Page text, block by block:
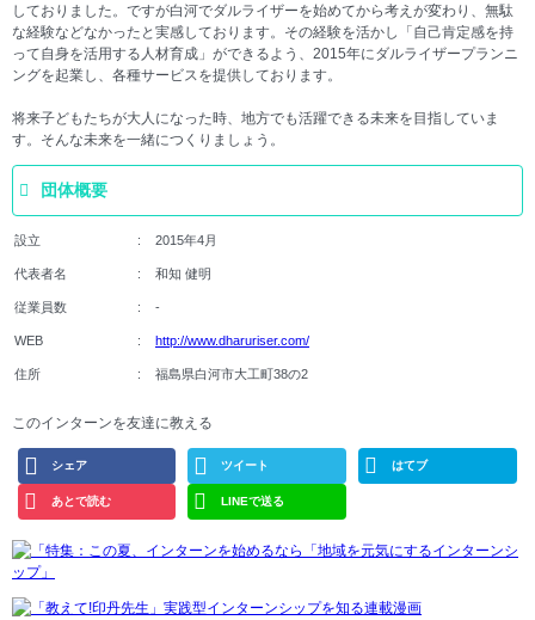
しておりました。ですが白河でダルライザーを始めてから考えが変わり、無駄
な経験などなかったと実感しております。その経験を活かし「自己肯定感を持
って自身を活用する人材育成」ができるよう、2015年にダルライザープランニ
ングを起業し、各種サービスを提供しております。
将来子どもたちが大人になった時、地方でも活躍できる未来を目指していま
す。そんな未来を一緒につくりましょう。
団体概要
設立 2015年4月
代表者名 和知 健明
従業員数 -
WEB http://www.dharuriser.com/
住所 福島県白河市大工町38の2
このインターンを友達に教える
シェア ツイート はてブ
あとで読む LINEで送る